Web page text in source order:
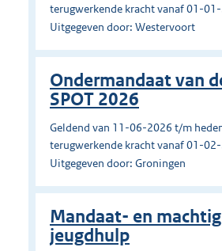
terugwerkende kracht vanaf 01-
Uitgegeven door: Westervoort
Ondermandaat van
SPOT 2026
Geldend van 11-06-2026 t/m
terugwerkende kracht vanaf 01-
Uitgegeven door: Groningen
Mandaat- en
jeugdhulp